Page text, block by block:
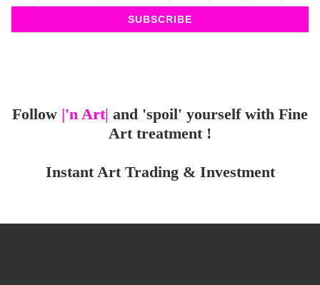
Follow |'n Art| and 'spoil' yourself with Fine
Art treatment !
Instant Art Trading & Investment